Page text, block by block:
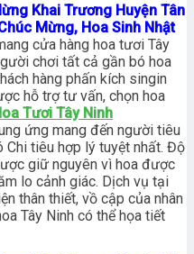
Khai Trương Huyện Tân
Mừng, Hoa Sinh Nhật
cửa hàng hoa tươi Tây
chơi tất cả gần bó hoa
hàng phấn kích singin
hỗ trợ tư vấn, chọn hoa
Tươi Tây Ninh
ứng mang đến người tiêu
Chi tiêu hợp lý tuyệt nhất. Độ
giữ nguyên vì hoa được
lo cảnh giác. Dịch vụ tại
thân thiết, vồ cập của nhân
Tây Ninh có thể họa tiết